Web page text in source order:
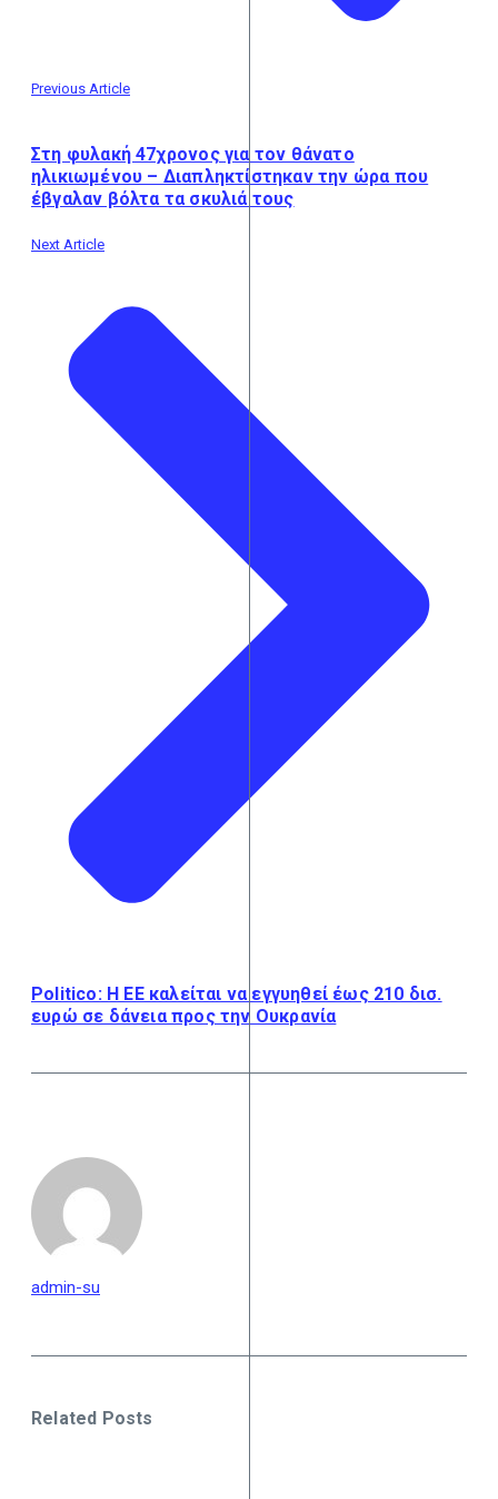
Previous Article
Στη φυλακή 47χρονος για τον θάνατο
ηλικιωμένου – Διαπληκτίστηκαν την ώρα που
έβγαλαν βόλτα τα σκυλιά τους
Next Article
Politico: Η ΕΕ καλείται να εγγυηθεί έως 210 δισ.
ευρώ σε δάνεια προς την Ουκρανία
admin-su
Related Posts